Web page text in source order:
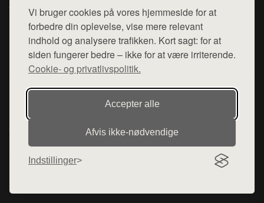
Vi bruger cookies på vores hjemmeside for at
forbedre din oplevelse, vise mere relevant
indhold og analysere trafikken. Kort sagt: for at
siden fungerer bedre – ikke for at være irriterende.
Cookie- og privatlivspolitik.
Accepter alle
Afvis ikke‑nødvendige
Indstillinger
Top Rabatter
Blog
Kontakt
Mail: hej@want.dk
Cookie- og privatlivspolitik
Denne side er en del af want.dk, der udgiver en række
hjemmesider med præsentation af forskellige produkter fra
diverse webshops. Der sælges ikke varer fra denne side - vi
henviser til de shops, som sælger varen. Vi har heller ikke
varerne på lager.